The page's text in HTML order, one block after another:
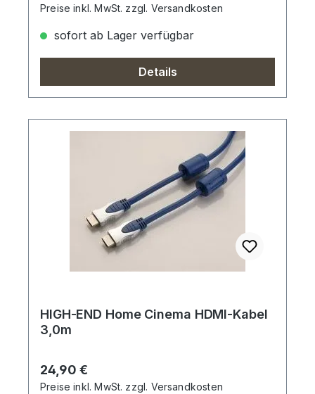
Preise inkl. MwSt. zzgl. Versandkosten
sofort ab Lager verfügbar
Details
HIGH-END Home Cinema HDMI-Kabel
3,0m
Regulärer Preis:
24,90 €
Preise inkl. MwSt. zzgl. Versandkosten